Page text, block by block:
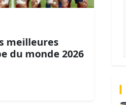
meilleures
du monde 2026